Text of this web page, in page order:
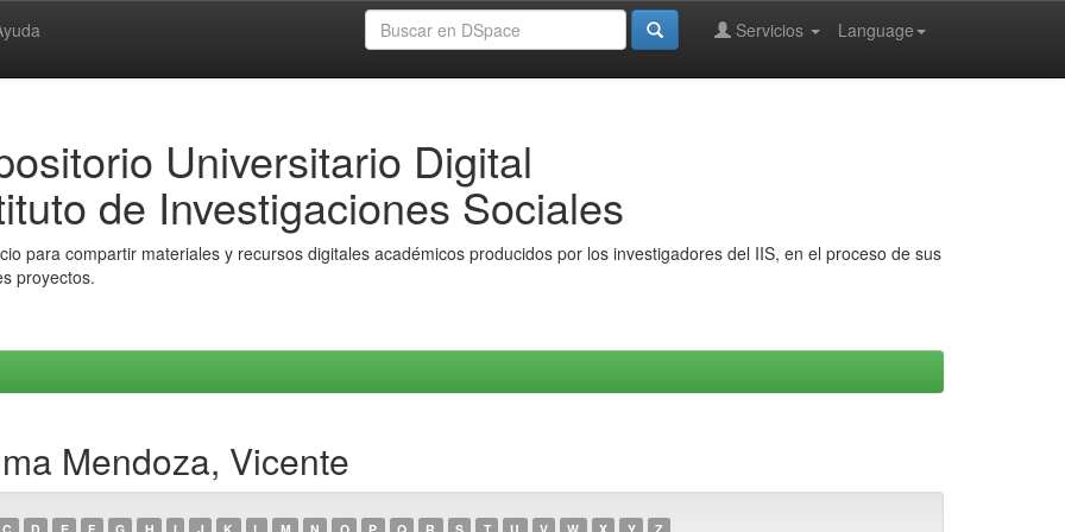
Language
Servicios
Universitario Digital
de Investigaciones Sociales
para compartir materiales y recursos digitales académicos producidos por los investigadores del IIS, en el proceso de sus
proyectos.
Mendoza, Vicente